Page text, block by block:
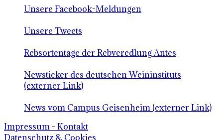
Unsere Facebook-Meldungen
Unsere Tweets
Rebsortentage der Rebveredlung Antes
Newsticker des deutschen Weininstituts
(externer Link)
News vom Campus Geisenheim (externer Link)
Impressum - Kontakt
Datenschutz & Cookies